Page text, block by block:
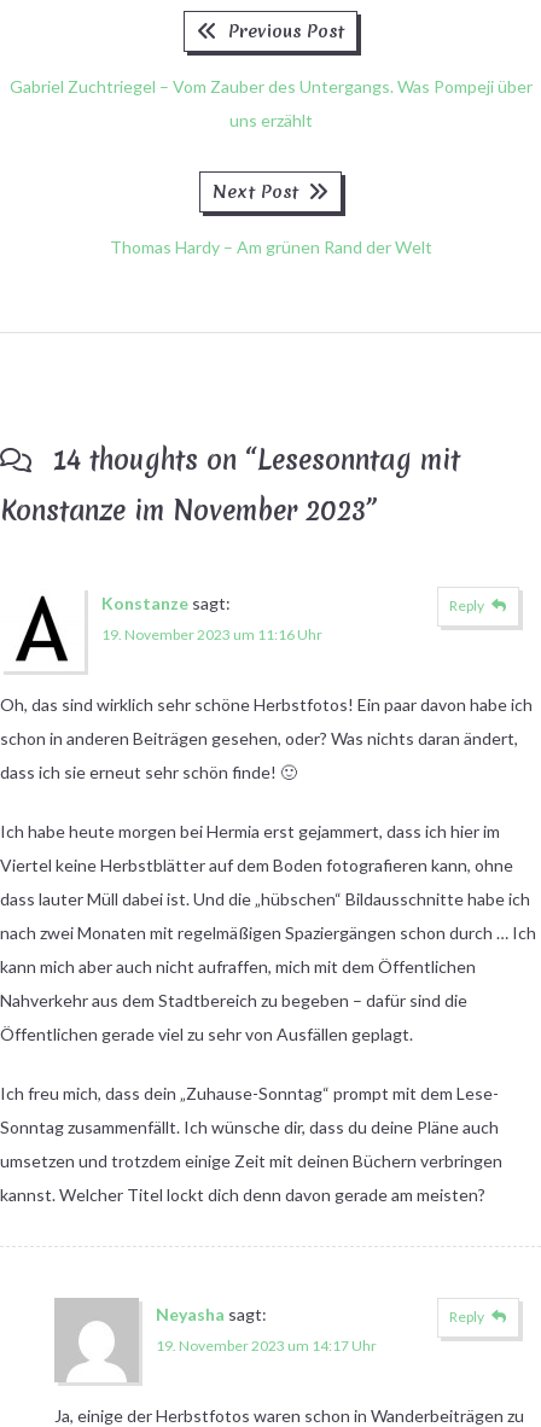
BeitragsnavigationPrevious Post
Gabriel Zuchtriegel – Vom Zauber des Untergangs. Was Pompeji über
uns erzählt
Next Post
Thomas Hardy – Am grünen Rand der Welt
14 thoughts on “Lesesonntag mit
Konstanze im November 2023”
Konstanze sagt:
19. November 2023 um 11:16 Uhr
Oh, das sind wirklich sehr schöne Herbstfotos! Ein paar davon habe ich
schon in anderen Beiträgen gesehen, oder? Was nichts daran ändert,
dass ich sie erneut sehr schön finde! 🙂
Ich habe heute morgen bei Hermia erst gejammert, dass ich hier im
Viertel keine Herbstblätter auf dem Boden fotografieren kann, ohne
dass lauter Müll dabei ist. Und die „hübschen“ Bildausschnitte habe ich
nach zwei Monaten mit regelmäßigen Spaziergängen schon durch … Ich
kann mich aber auch nicht aufraffen, mich mit dem Öffentlichen
Nahverkehr aus dem Stadtbereich zu begeben – dafür sind die
Öffentlichen gerade viel zu sehr von Ausfällen geplagt.
Ich freu mich, dass dein „Zuhause-Sonntag“ prompt mit dem Lese-
Sonntag zusammenfällt. Ich wünsche dir, dass du deine Pläne auch
umsetzen und trotzdem einige Zeit mit deinen Büchern verbringen
kannst. Welcher Titel lockt dich denn davon gerade am meisten?
Reply
Neyasha sagt:
19. November 2023 um 14:17 Uhr
Ja, einige der Herbstfotos waren schon in Wanderbeiträgen zu
Reply